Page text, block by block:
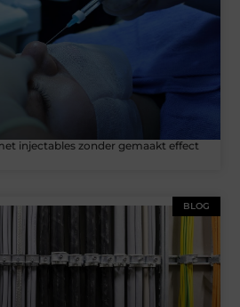
injectables zonder gemaakt effect
BLOG